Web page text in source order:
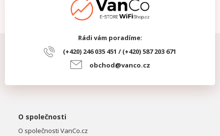
Rádi vám poradíme:
(+420) 246 035 451 / (+420) 587 203 671
obchod@vanco.cz
O společnosti
O společnosti VanCo.cz